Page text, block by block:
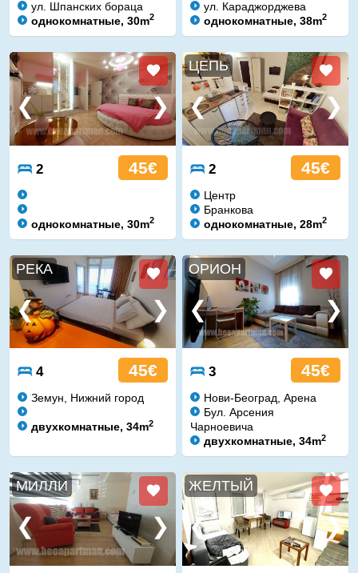
ул. Шпанских бораца
однокомнатные, 30m2
ул. Караджорджева
однокомнатные, 38m2
2 45€
однокомнатные, 30m2
ЦЕПЬ
2 45€
Центр
Бранкова
однокомнатные, 28m2
РЕКА
4 45€
Земун, Нижний город
двухкомнатные, 34m2
ОРИОН
3 45€
Нови-Београд, Арена
Бул. Арсения
Чарноевича
двухкомнатные, 34m2
МИЛЛИ ЖЕЛТЫЙ